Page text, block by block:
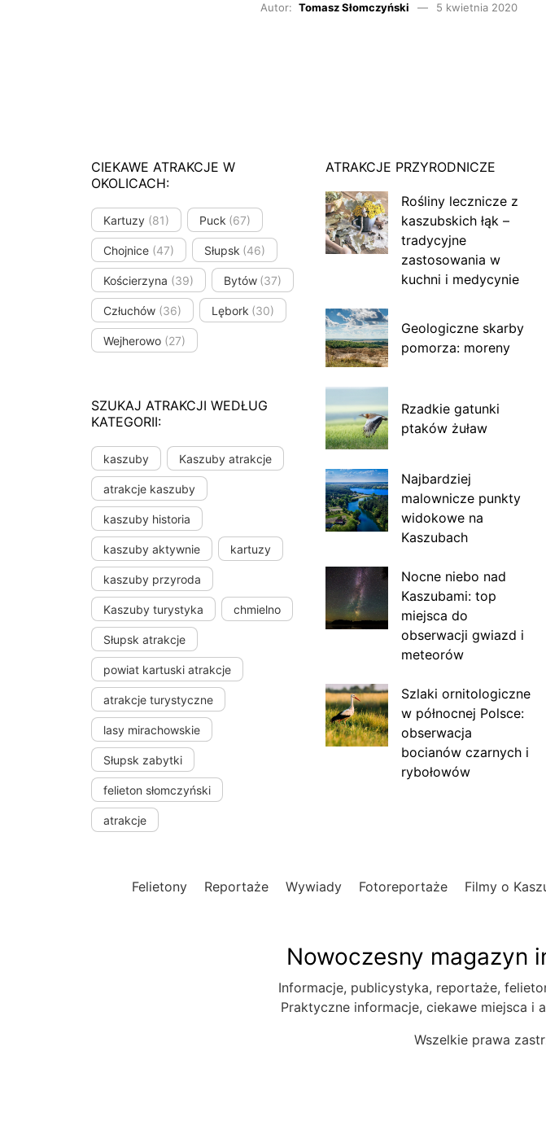
Autor: Tomasz Słomczyński 5 kwietnia 2020
CIEKAWE ATRAKCJE W
OKOLICACH:
Kartuzy (81) Puck (67)
Chojnice (47) Słupsk (46)
Kościerzyna (39) Bytów (37)
Człuchów (36) Lębork (30)
Wejherowo (27)
SZUKAJ ATRAKCJI WEDŁUG
KATEGORII:
kaszuby Kaszuby atrakcje
atrakcje kaszuby
kaszuby historia
kaszuby aktywnie kartuzy
kaszuby przyroda
Kaszuby turystyka chmielno
Słupsk atrakcje
powiat kartuski atrakcje
atrakcje turystyczne
lasy mirachowskie
Słupsk zabytki
felieton słomczyński
atrakcje
ATRAKCJE PRZYRODNICZE
Rośliny lecznicze z
kaszubskich łąk –
tradycyjne
zastosowania w
kuchni i medycynie
Geologiczne skarby
pomorza: moreny
Rzadkie gatunki
ptaków żuław
Najbardziej
malownicze punkty
widokowe na
Kaszubach
Nocne niebo nad
Kaszubami: top
miejsca do
obserwacji gwiazd i
meteorów
Szlaki ornitologiczne
w północnej Polsce:
obserwacja
bocianów czarnych i
rybołowów
Felietony Reportaże Wywiady Fotoreportaże Filmy o
Nowoczesny magazyn
Informacje, publicystyka, reportaże,
Praktyczne informacje, ciekawe miejsca i
Wszelkie prawa